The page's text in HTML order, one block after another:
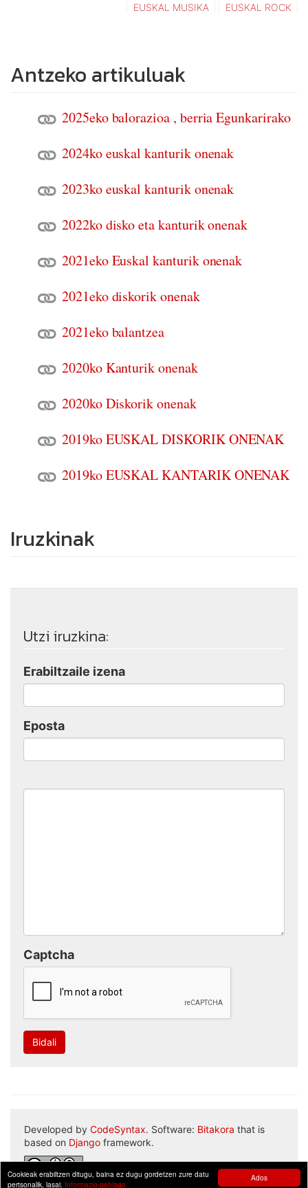
Ados
Cookieak erabiltzen ditugu, baina ez dugu gordetzen zure datu
pertsonalik, lasai. Informazio gehiago
EUSKAL MUSIKA EUSKAL ROCK
Antzeko artikuluak
2025eko balorazioa , berria Egunkarirako
2024ko euskal kanturik onenak
2023ko euskal kanturik onenak
2022ko disko eta kanturik onenak
2021eko Euskal kanturik onenak
2021eko diskorik onenak
2021eko balantzea
2020ko Kanturik onenak
2020ko Diskorik onenak
2019ko EUSKAL DISKORIK ONENAK
2019ko EUSKAL KANTARIK ONENAK
Iruzkinak
Utzi iruzkina:
Erabiltzaile izena
Eposta
Captcha
Bidali
Developed by CodeSyntax. Software: Bitakora that is
based on Django framework.